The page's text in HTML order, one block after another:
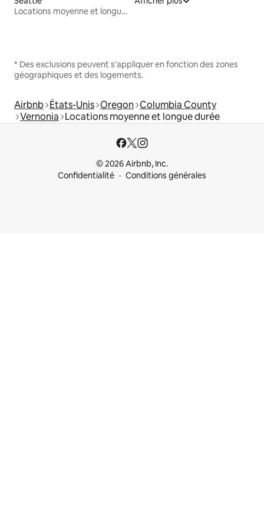
Locations moyenne et longue durée
* Des exclusions peuvent s'appliquer en fonction des zones
géographiques et des logements.
Airbnb États-Unis Oregon Columbia County
Vernonia Locations moyenne et longue durée
© 2026 Airbnb, Inc.
Confidentialité
Conditions générales